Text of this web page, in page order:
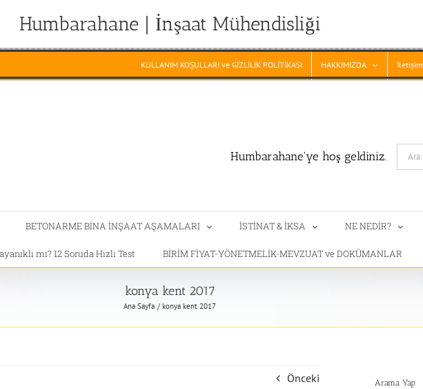
Humbarahane | İnşaat Mühendisliği
KULLANIM KOŞULLARI ve GİZLİLİK POLİTİKASI HAKKIMIZDA İletişim
Humbarahane'ye hoş geldiniz.
Search
for:
BETONARME BİNA İNŞAAT AŞAMALARI İSTİNAT & İKSA NE NEDİR?
mı? 12 Soruda Hızlı Test BİRİM FİYAT-YÖNETMELİK-MEVZUAT ve DOKÜMANLAR
konya kent 2017
Ana Sayfa konya kent 2017
Önceki Arama Yap